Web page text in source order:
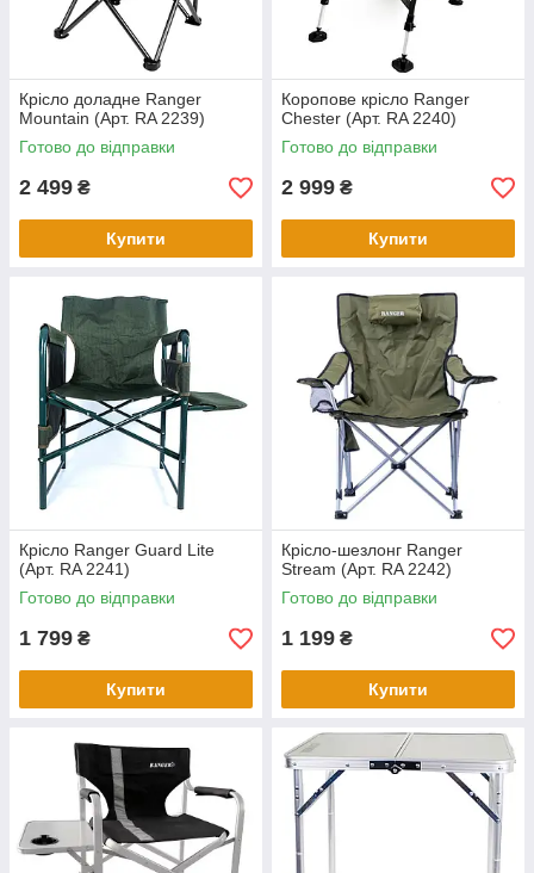
Крісло доладне Ranger
Mountain (Арт. RA 2239)
Готово до відправки
2 499 ₴
Купити
Коропове крісло Ranger
Chester (Арт. RA 2240)
Готово до відправки
2 999 ₴
Купити
Крісло Ranger Guard Lite
(Арт. RA 2241)
Готово до відправки
1 799 ₴
Купити
Крісло-шезлонг Ranger
Stream (Арт. RA 2242)
Готово до відправки
1 199 ₴
Купити